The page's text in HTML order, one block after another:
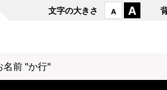
文字の大きさ A A
名前 "か行"